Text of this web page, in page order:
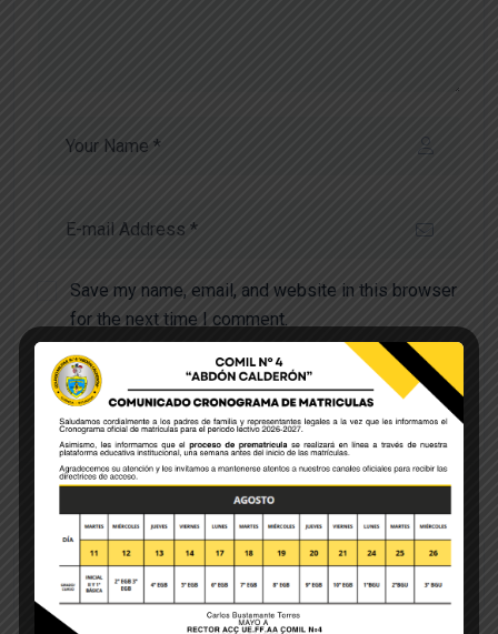
Save my name, email, and website in this browser
for the next time I comment.
POST COMMENT